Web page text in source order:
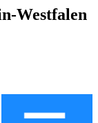
Westfalen